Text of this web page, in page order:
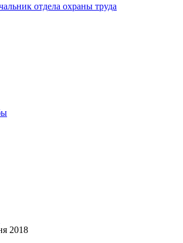
отдела охраны труда
2018